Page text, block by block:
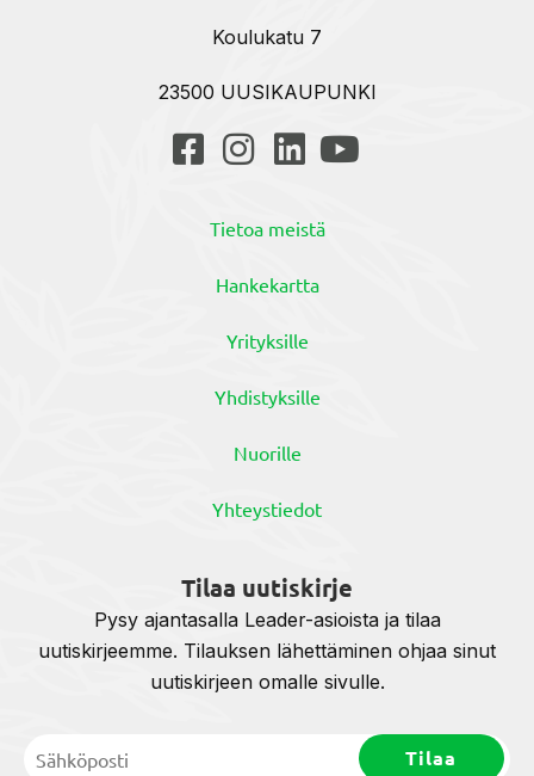
Koulukatu 7
23500 UUSIKAUPUNKI
Tietoa meistä
Hankekartta
Yrityksille
Yhdistyksille
Nuorille
Yhteystiedot
Tilaa uutiskirje
Pysy ajantasalla Leader-asioista ja tilaa
uutiskirjeemme. Tilauksen lähettäminen ohjaa sinut
uutiskirjeen omalle sivulle.